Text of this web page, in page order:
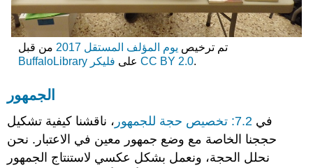
تم ترخيص يوم المؤلف المستقل 2017
من قبل
BuffaloLibrary
على فليكر CC BY 2.0.
الجمهور
في 7.2: تخصيص حجة للجمهور
، ناقشنا كيفية تشكيل
حججنا الخاصة مع وضع جمهور معين في الاعتبار. نحن
نحلل الحجة، ونعمل بشكل عكسي لاستنتاج الجمهور